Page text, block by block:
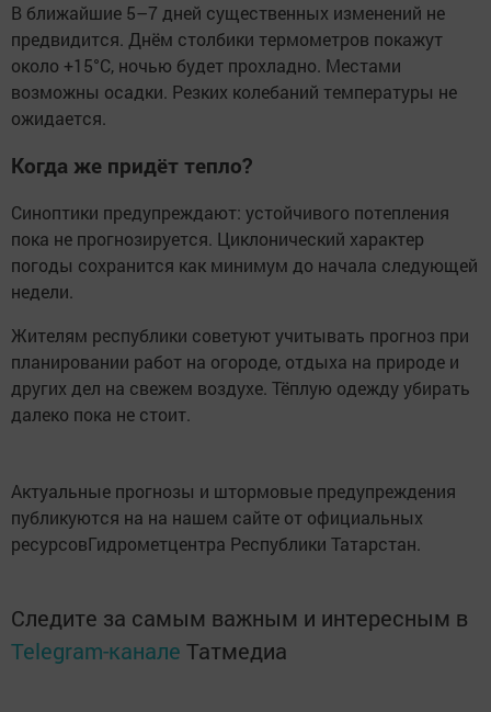
В ближайшие 5–7 дней существенных изменений не
предвидится. Днём столбики термометров покажут
около +15°C, ночью будет прохладно. Местами
возможны осадки. Резких колебаний температуры не
ожидается.
Когда же придёт тепло?
Синоптики предупреждают: устойчивого потепления
пока не прогнозируется. Циклонический характер
погоды сохранится как минимум до начала следующей
недели.
Жителям республики советуют учитывать прогноз при
планировании работ на огороде, отдыха на природе и
других дел на свежем воздухе. Тёплую одежду убирать
далеко пока не стоит.
Актуальные прогнозы и штормовые предупреждения
публикуются на на нашем сайте от официальных
ресурсовГидрометцентра Республики Татарстан.
Следите за самым важным и интересным в
Telegram-канале Татмедиа